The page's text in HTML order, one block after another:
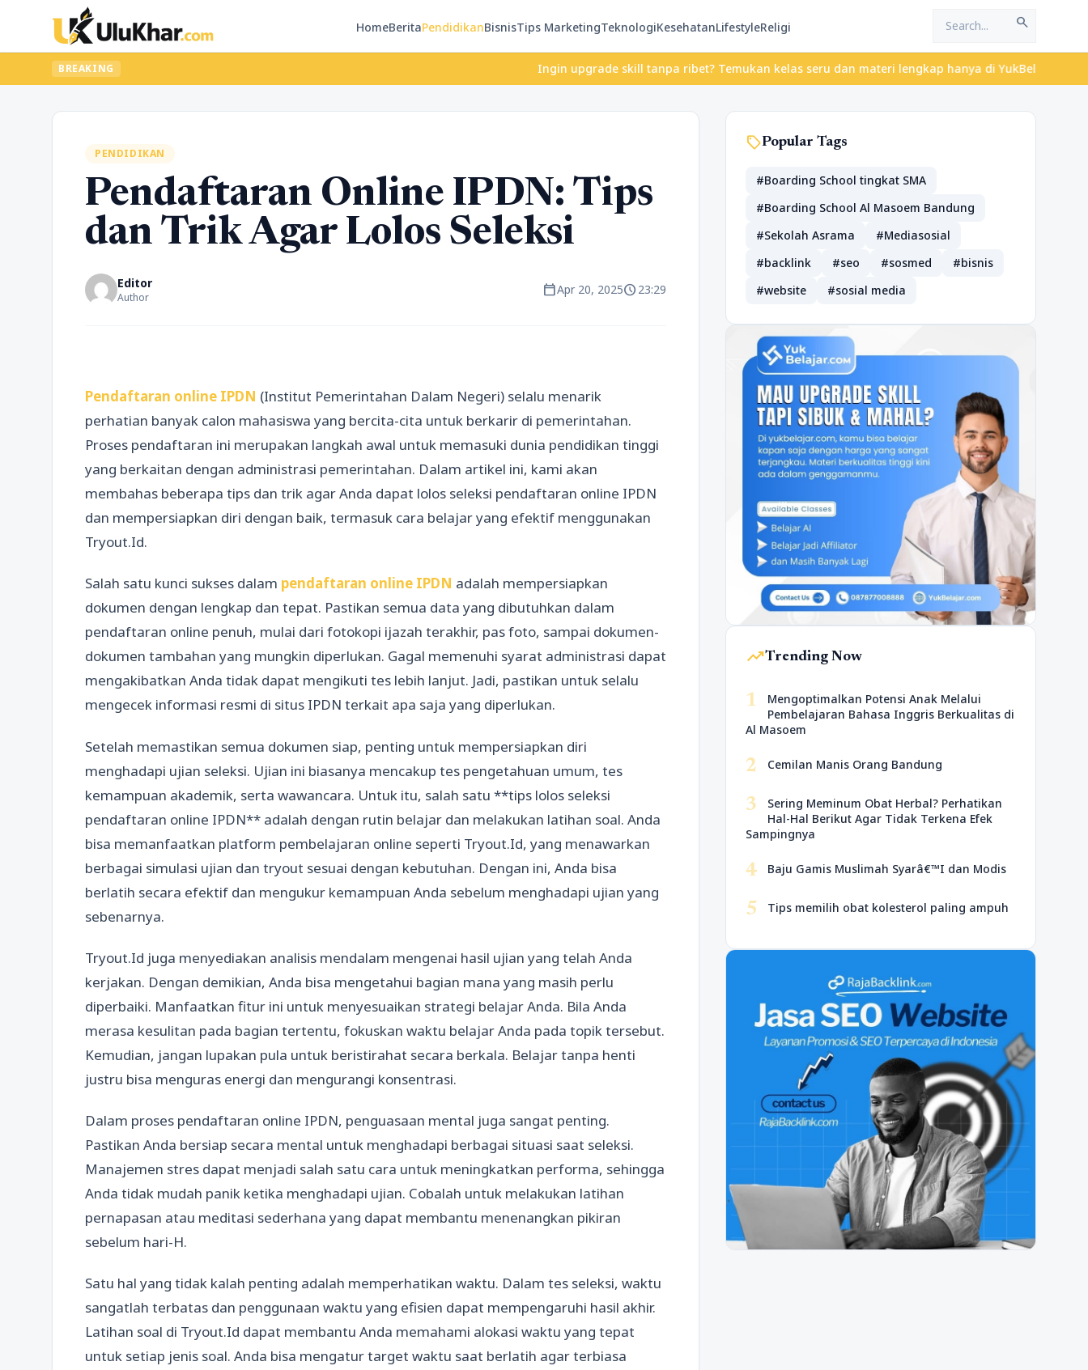
HomeBeritaPendidikanBisnisTips MarketingTeknologiKesehatanLifestyleReligi search
BREAKING Ingin upgrade skill tanpa ribet? Temukan kelas seru dan materi lengkap hanya di YukBelajar.com. Mulai
PENDIDIKAN
Pendaftaran Online IPDN: Tips
dan Trik Agar Lolos Seleksi
Editor
Author calendar_todayApr 20, 2025schedule23:29
Pendaftaran online IPDN (Institut Pemerintahan Dalam Negeri) selalu menarik
perhatian banyak calon mahasiswa yang bercita-cita untuk berkarir di pemerintahan.
Proses pendaftaran ini merupakan langkah awal untuk memasuki dunia pendidikan tinggi
yang berkaitan dengan administrasi pemerintahan. Dalam artikel ini, kami akan
membahas beberapa tips dan trik agar Anda dapat lolos seleksi pendaftaran online IPDN
dan mempersiapkan diri dengan baik, termasuk cara belajar yang efektif menggunakan
Tryout.Id.
Salah satu kunci sukses dalam pendaftaran online IPDN adalah mempersiapkan
dokumen dengan lengkap dan tepat. Pastikan semua data yang dibutuhkan dalam
pendaftaran online penuh, mulai dari fotokopi ijazah terakhir, pas foto, sampai dokumen-
dokumen tambahan yang mungkin diperlukan. Gagal memenuhi syarat administrasi dapat
mengakibatkan Anda tidak dapat mengikuti tes lebih lanjut. Jadi, pastikan untuk selalu
mengecek informasi resmi di situs IPDN terkait apa saja yang diperlukan.
Setelah memastikan semua dokumen siap, penting untuk mempersiapkan diri
menghadapi ujian seleksi. Ujian ini biasanya mencakup tes pengetahuan umum, tes
kemampuan akademik, serta wawancara. Untuk itu, salah satu **tips lolos seleksi
pendaftaran online IPDN** adalah dengan rutin belajar dan melakukan latihan soal. Anda
bisa memanfaatkan platform pembelajaran online seperti Tryout.Id, yang menawarkan
berbagai simulasi ujian dan tryout sesuai dengan kebutuhan. Dengan ini, Anda bisa
berlatih secara efektif dan mengukur kemampuan Anda sebelum menghadapi ujian yang
sebenarnya.
Tryout.Id juga menyediakan analisis mendalam mengenai hasil ujian yang telah Anda
kerjakan. Dengan demikian, Anda bisa mengetahui bagian mana yang masih perlu
diperbaiki. Manfaatkan fitur ini untuk menyesuaikan strategi belajar Anda. Bila Anda
merasa kesulitan pada bagian tertentu, fokuskan waktu belajar Anda pada topik tersebut.
Kemudian, jangan lupakan pula untuk beristirahat secara berkala. Belajar tanpa henti
justru bisa menguras energi dan mengurangi konsentrasi.
Dalam proses pendaftaran online IPDN, penguasaan mental juga sangat penting.
Pastikan Anda bersiap secara mental untuk menghadapi berbagai situasi saat seleksi.
Manajemen stres dapat menjadi salah satu cara untuk meningkatkan performa, sehingga
Anda tidak mudah panik ketika menghadapi ujian. Cobalah untuk melakukan latihan
pernapasan atau meditasi sederhana yang dapat membantu menenangkan pikiran
sebelum hari-H.
Satu hal yang tidak kalah penting adalah memperhatikan waktu. Dalam tes seleksi, waktu
sangatlah terbatas dan penggunaan waktu yang efisien dapat mempengaruhi hasil akhir.
Latihan soal di Tryout.Id dapat membantu Anda memahami alokasi waktu yang tepat
untuk setiap jenis soal. Anda bisa mengatur target waktu saat berlatih agar terbiasa
sellPopular Tags
#Boarding School tingkat SMA
#Boarding School Al Masoem Bandung
#Sekolah Asrama
#Mediasosial
#backlink
#seo #sosmed
#bisnis
#website
#sosial media
trending_upTrending Now
1
Mengoptimalkan Potensi Anak Melalui
Pembelajaran Bahasa Inggris Berkualitas di
Al Masoem
2 Cemilan Manis Orang Bandung
3
Sering Meminum Obat Herbal? Perhatikan
Hal-Hal Berikut Agar Tidak Terkena Efek
Sampingnya
4 Baju Gamis Muslimah Syarâ€™I dan Modis
5 Tips memilih obat kolesterol paling ampuh